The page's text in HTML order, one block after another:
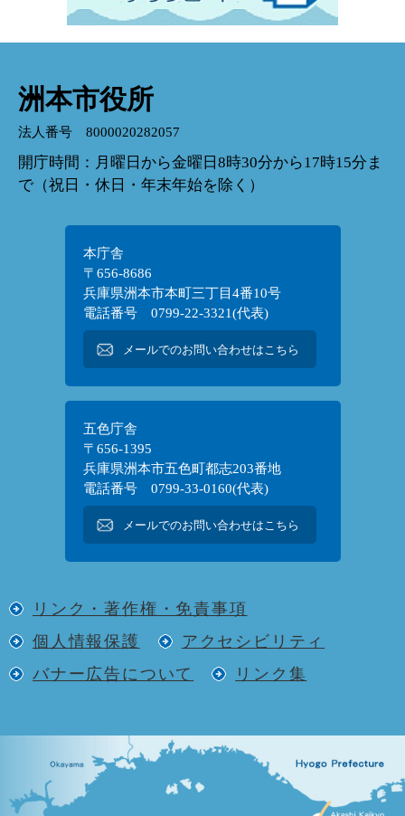
洲本市役所
法人番号 8000020282057
開庁時間：月曜日から金曜日8時30分から17時15分ま
で（祝日・休日・年末年始を除く）
本庁舎
〒656-8686
兵庫県洲本市本町三丁目4番10号
電話番号 0799-22-3321(代表)
メールでのお問い合わせはこちら
五色庁舎
〒656-1395
兵庫県洲本市五色町都志203番地
電話番号 0799-33-0160(代表)
メールでのお問い合わせはこちら
リンク・著作権・免責事項
個人情報保護
アクセシビリティ
バナー広告について
リンク集